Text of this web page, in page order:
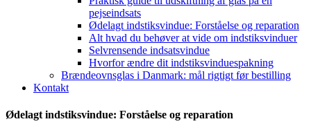
pejseindsats
Ødelagt indstiksvindue: Forståelse og reparation
Alt hvad du behøver at vide om indstiksvinduer
Selvrensende indsatsvindue
Hvorfor ændre dit indstiksvinduespakning
Brændeovnsglas i Danmark: mål rigtigt før bestilling
Kontakt
Ødelagt indstiksvindue: Forståelse og reparation